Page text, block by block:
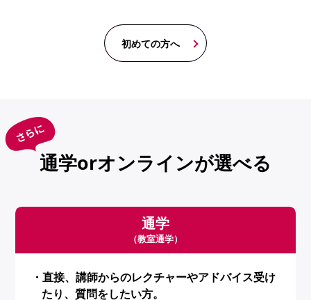
初めての方へ
通学orオンラインが選べる
通学
（教室通学）
・直接、講師からのレクチャーやアドバイス受け
たり、質問をしたい方。